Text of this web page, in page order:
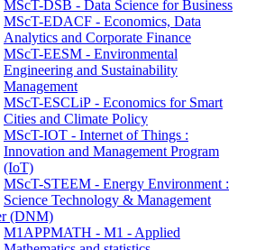
MScT-DSB - Data Science for Business
MScT-EDACF - Economics, Data
Analytics and Corporate Finance
MScT-EESM - Environmental
Engineering and Sustainability
Management
MScT-ESCLiP - Economics for Smart
Cities and Climate Policy
MScT-IOT - Internet of Things :
Innovation and Management Program
(IoT)
MScT-STEEM - Energy Environment :
Science Technology & Management
(DNM)
M1APPMATH - M1 - Applied